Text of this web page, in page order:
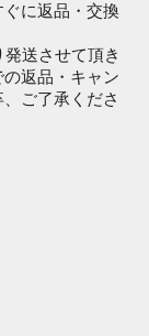
に返品・交換
送させて頂き
返品・キャン
ご了承くださ